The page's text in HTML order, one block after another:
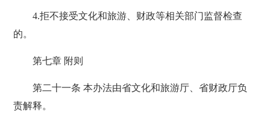
4.拒不接受文化和旅游、财政等相关部门监督检查
的。
第七章 附则
第二十一条 本办法由省文化和旅游厅、省财政厅负
责解释。